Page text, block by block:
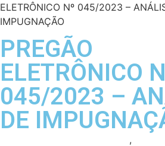
ELETRÔNICO Nº 045/2023 –
IMPUGNAÇÃO
PREGÃO
ELETRÔNICO
045/2023 –
DE
,